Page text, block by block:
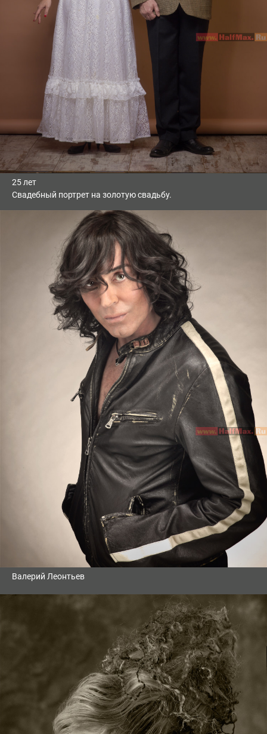
25 лет
Свадебный портрет на золотую свадьбу.
Валерий Леонтьев